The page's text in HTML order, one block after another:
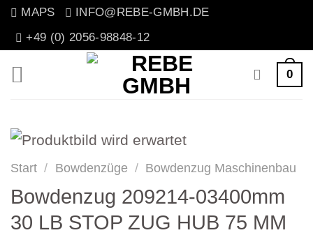
Zum
Inhalt
MAPS
INFO@REBE-GMBH.DE
+49 (0) 2056-98848-12
0
Start / Bowdenzüge / Bowdenzug Maschinenbau
Bowdenzug 209214-03400mm
30 LB STOP ZUG HUB 75 MM